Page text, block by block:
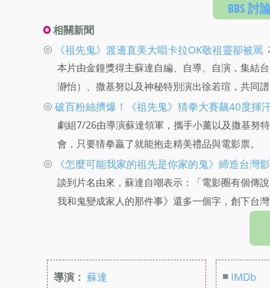
BBS 討
相關新聞
◎ 《祖先鬼》渡邊直美大唱卡拉OK敬祖靈卻被罵
本片由金鐘獎得主蘇達自編、自導、自演，集結
瀞怡）、撒基努以及神秘特別演出徐若瑄，共同
◎ 破百粉絲擠爆！《祖先鬼》猜拳大賽飆40度揮
劇組7/26由導演蘇達領軍，攜手小薰以及撒基努
會，只要猜拳贏了就能抱走精美禮品與電影票。
◎ 《怎麼可能我家的祖先是你家的鬼》締造台灣
談到片名由來，蘇達自嘲表示：「電影圈有個傳
我和鬼變成家人的那件事》還多一個字，創下台
導演： 蘇達
■ IMDb